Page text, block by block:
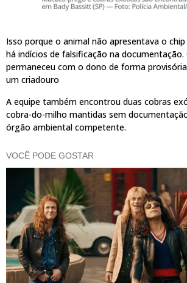
Isso porque o animal não apresentava o
há indícios de falsificação na documentação.
permaneceu com o dono de forma
um criadouro
A equipe também encontrou duas cobras
cobra-do-milho mantidas sem
órgão ambiental competente.